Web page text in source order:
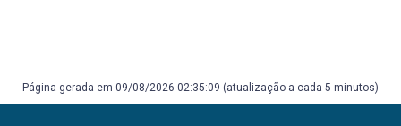
Página gerada em 09/08/2026 02:35:09 (atualização a cada 5 minutos)